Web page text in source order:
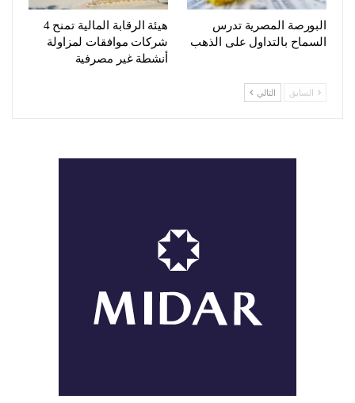
البورصة المصرية تدرس
السماح بالتداول على الذهب
هيئة الرقابة المالية تمنح 4
شركات موافقات لمزاولة
أنشطة غير مصرفية
السابق التالي